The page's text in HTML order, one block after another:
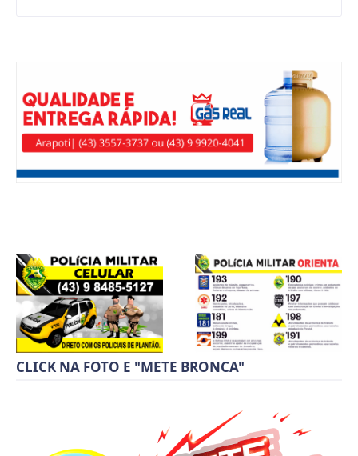
CLICK NA FOTO E "METE BRONCA"